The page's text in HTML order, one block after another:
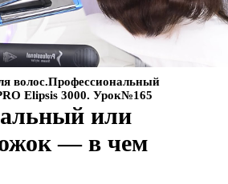
волос.Профессиональный
Elipsis 3000. Урок№165
или
— в чем